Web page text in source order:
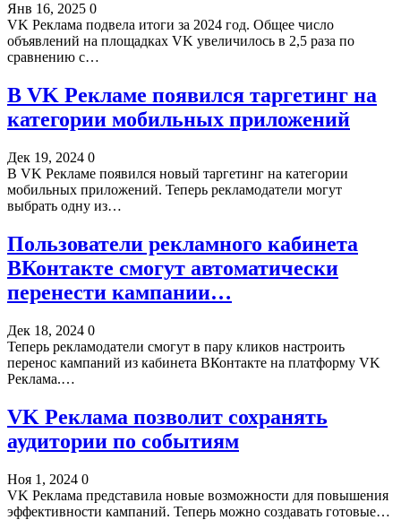
Янв 16, 2025 0
VK Реклама подвела итоги за 2024 год. Общее число
объявлений на площадках VK увеличилось в 2,5 раза по
сравнению с…
В VK Рекламе появился таргетинг на
категории мобильных приложений
Дек 19, 2024 0
В VK Рекламе появился новый таргетинг на категории
мобильных приложений. Теперь рекламодатели могут
выбрать одну из…
Пользователи рекламного кабинета
ВКонтакте смогут автоматически
перенести кампании…
Дек 18, 2024 0
Теперь рекламодатели смогут в пару кликов настроить
перенос кампаний из кабинета ВКонтакте на платформу VK
Реклама.…
VK Реклама позволит сохранять
аудитории по событиям
Ноя 1, 2024 0
VK Реклама представила новые возможности для повышения
эффективности кампаний. Теперь можно создавать готовые…